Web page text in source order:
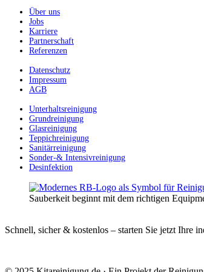
Über uns
Jobs
Karriere
Partnerschaft
Referenzen
Datenschutz
Impressum
AGB
Unterhaltsreinigung
Grundreinigung
Glasreinigung
Teppichreinigung
Sanitärreinigung
Sonder-& Intensivreinigung
Desinfektion
Sauberkeit beginnt mit dem richtigen
Schnell, sicher & kostenlos – starten Sie jetzt Ihre